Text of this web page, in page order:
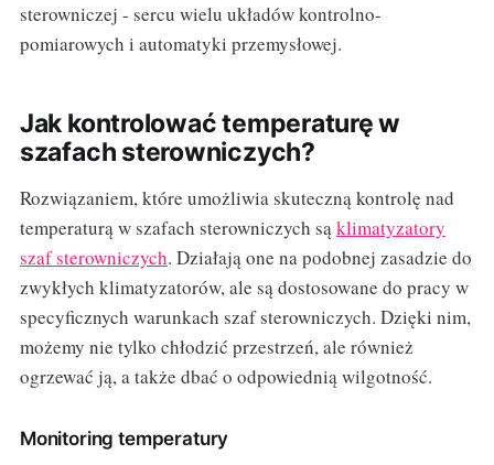
sterowniczej - sercu wielu układów kontrolno-
pomiarowych i automatyki przemysłowej.
Jak kontrolować temperaturę w
szafach sterowniczych?
Rozwiązaniem, które umożliwia skuteczną kontrolę nad
temperaturą w szafach sterowniczych sąklimatyzatory
szaf sterowniczych. Działają one na podobnej zasadzie do
zwykłych klimatyzatorów, ale są dostosowane do pracy w
specyficznych warunkach szaf sterowniczych. Dzięki nim,
możemy nie tylko chłodzić przestrzeń, ale również
ogrzewać ją, a także dbać o odpowiednią wilgotność.
Monitoring temperatury